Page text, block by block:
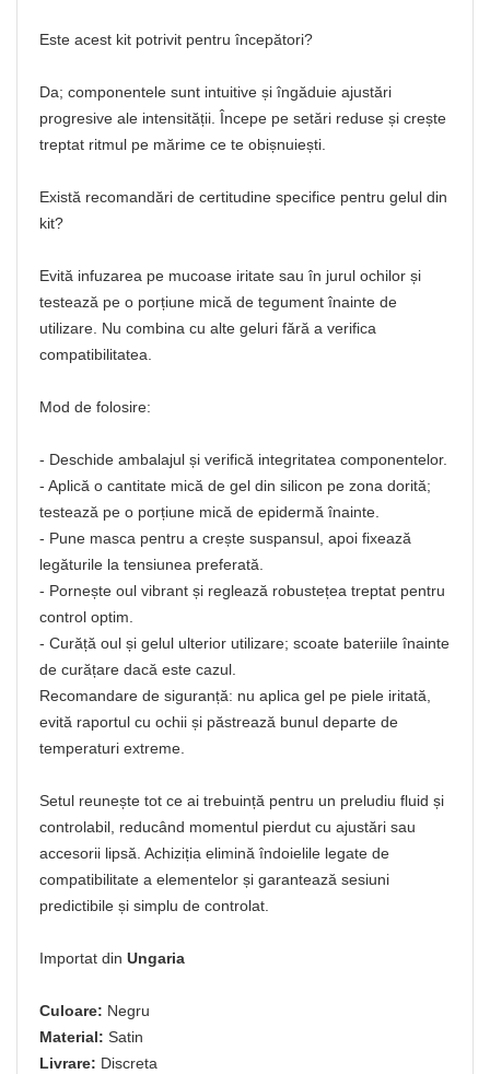
Este acest kit potrivit pentru începători?
Da; componentele sunt intuitive și îngăduie ajustări
progresive ale intensității. Începe pe setări reduse și crește
treptat ritmul pe mărime ce te obișnuiești.
Există recomandări de certitudine specifice pentru gelul din
kit?
Evită infuzarea pe mucoase iritate sau în jurul ochilor și
testează pe o porțiune mică de tegument înainte de
utilizare. Nu combina cu alte geluri fără a verifica
compatibilitatea.
Mod de folosire:
- Deschide ambalajul și verifică integritatea componentelor.
- Aplică o cantitate mică de gel din silicon pe zona dorită;
testează pe o porțiune mică de epidermă înainte.
- Pune masca pentru a crește suspansul, apoi fixează
legăturile la tensiunea preferată.
- Pornește oul vibrant și reglează robustețea treptat pentru
control optim.
- Curăță oul și gelul ulterior utilizare; scoate bateriile înainte
de curățare dacă este cazul.
Recomandare de siguranță: nu aplica gel pe piele iritată,
evită raportul cu ochii și păstrează bunul departe de
temperaturi extreme.
Setul reunește tot ce ai trebuință pentru un preludiu fluid și
controlabil, reducând momentul pierdut cu ajustări sau
accesorii lipsă. Achiziția elimină îndoielile legate de
compatibilitate a elementelor și garantează sesiuni
predictibile și simplu de controlat.
Importat din Ungaria
Culoare: Negru
Material: Satin
Livrare: Discreta